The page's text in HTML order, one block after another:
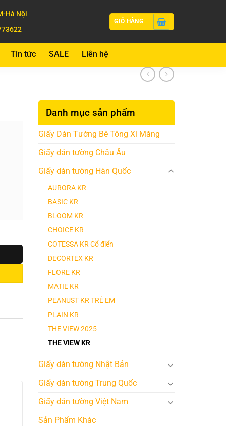
Hà Nội
GIỎ HÀNG
Tin tức SALE Liên hệ
Danh mục sản phẩm
Giấy Dán Tường Bê Tông Xi Măng
Giấy dán tường Châu Âu
Giấy dán tường Hàn Quốc
AURORA KR
BASIC KR
BLOOM KR
CHOICE KR
COTESSA KR Cổ điển
DECORTEX KR
FLORE KR
MATIE KR
PEANUST KR TRẺ EM
PLAIN KR
THE VIEW 2025
THE VIEW KR
Giấy dán tường Nhật Bản
Giấy dán tường Trung Quốc
Giấy dán tường Việt Nam
Sản Phẩm Khác